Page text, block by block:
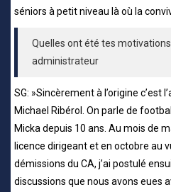
séniors à petit niveau là où la
Quelles ont été tes
administrateur
SG: »Sincèrement à l’origine c’est
Michael Ribérol. On parle de
Micka depuis 10 ans. Au mois de
licence dirigeant et en octobre au
démissions du CA, j’ai postulé
discussions que nous avons eues